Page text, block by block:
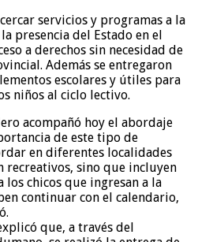
servicios y programas a la
presencia del Estado en el
a derechos sin necesidad de
Además se entregaron
escolares y útiles para
niños al ciclo lectivo.
acompañó hoy el abordaje
de este tipo de
en diferentes localidades
recreativos, sino que incluyen
los chicos que ingresan a la
continuar con el calendario,
que, a través del